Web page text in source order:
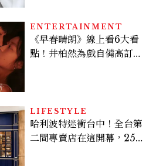
ENTERTAINMENT
《早春晴朗》線上看6大看
點！井柏然為戲自備高訂，
LIFESTYLE
哈利波特迷衝台中！全台第
二間專賣店在這開幕，25週